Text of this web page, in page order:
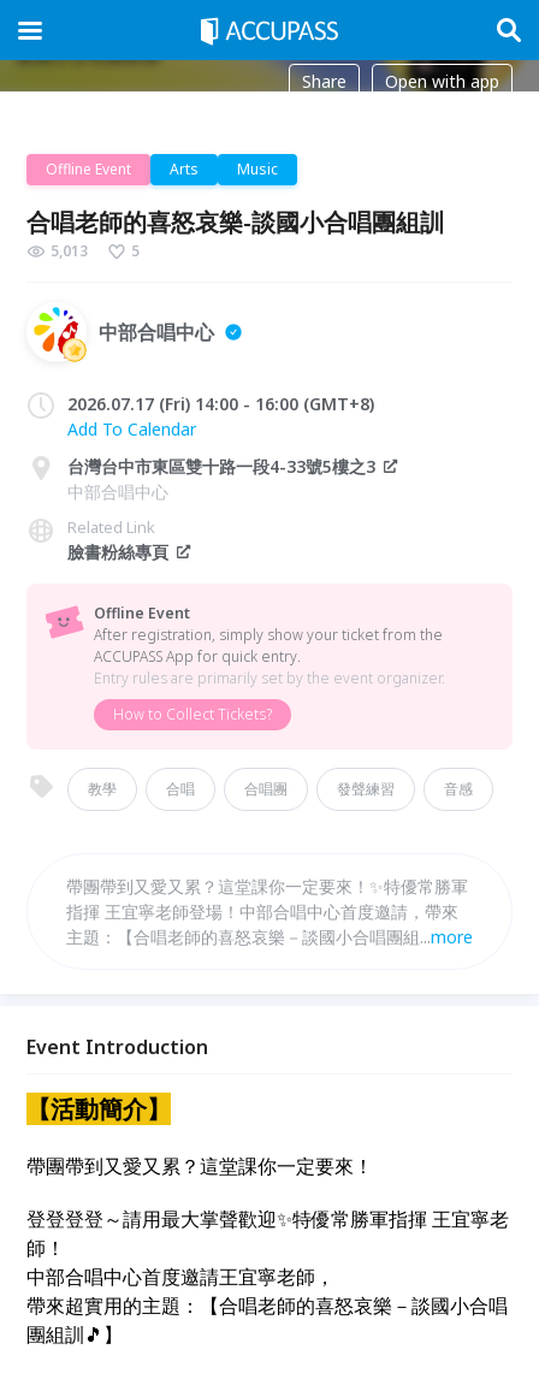
Share Open with app
Offline Event Arts Music
合唱老師的喜怒哀樂-談國小合唱團組訓
5,013 5
中部合唱中心
2026.07.17 (Fri) 14:00 - 16:00 (GMT+8)
Add To Calendar
台灣台中市東區雙十路一段4-33號5樓之3
中部合唱中心
Related Link
臉書粉絲專頁
Offline Event
After registration, simply show your ticket from the
ACCUPASS App for quick entry.
Entry rules are primarily set by the event organizer.
How to Collect Tickets?
教學 合唱 合唱團 發聲練習 音感
帶團帶到又愛又累？這堂課你一定要來！✨特優常勝軍
指揮 王宜寧老師登場！中部合唱中心首度邀請，帶來
主題：【合唱老師的喜怒哀樂－談國小合唱團組訓🎵】
全國特優，搭配活潑接地氣的教學風格，讓你一邊點頭
課都能幫你找回方向、補滿能量💪
...more
Event Introduction
【活動簡介】
帶團帶到又愛又累？這堂課你一定要來！
登登登登～請用最大掌聲歡迎✨特優常勝軍指揮 王宜寧老
師！
中部合唱中心首度邀請王宜寧老師，
帶來超實用的主題：【合唱老師的喜怒哀樂－談國小合唱
團組訓🎵】